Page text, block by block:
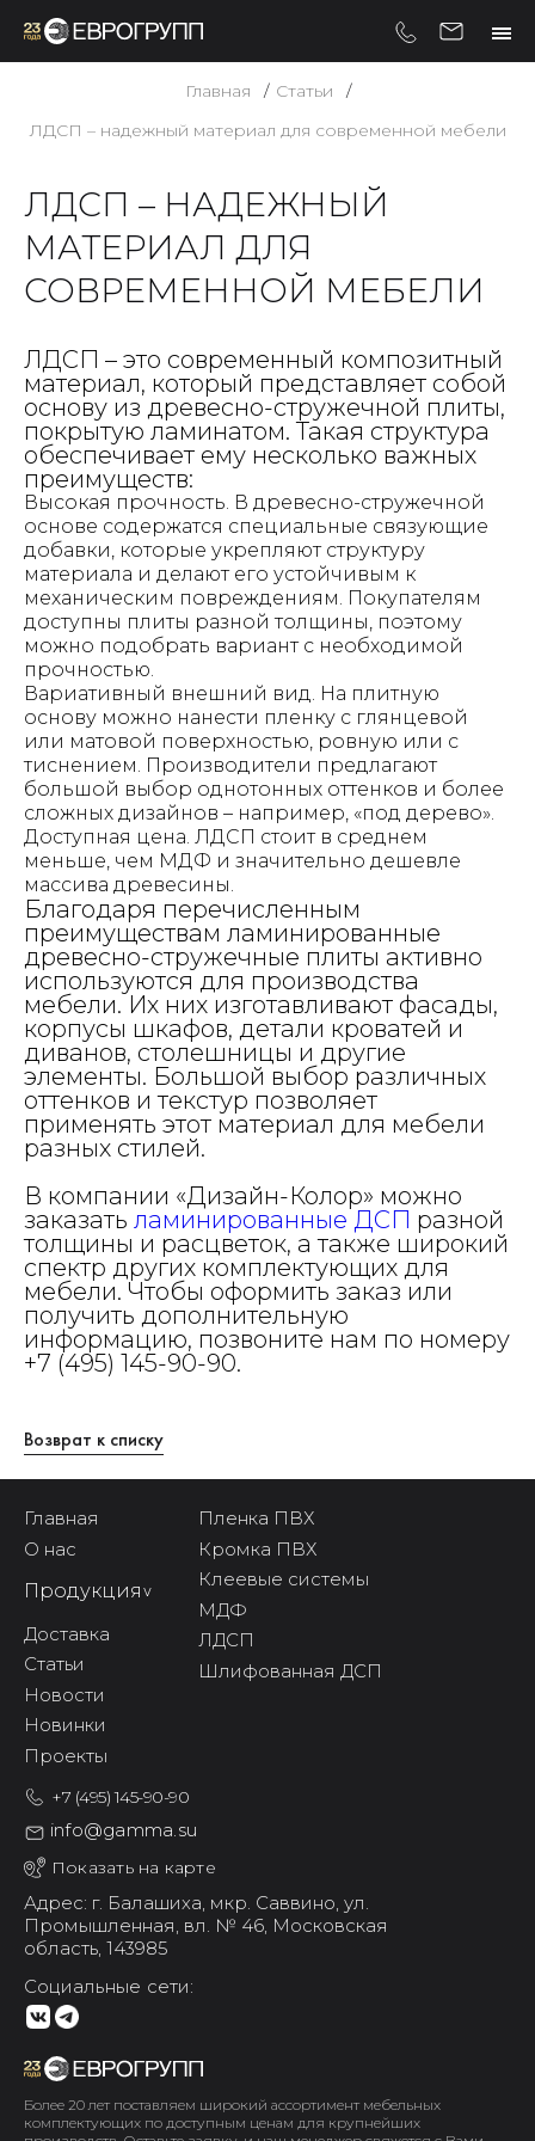
Главная
Статьи
ЛДСП – надежный материал для современной мебели
ЛДСП – НАДЕЖНЫЙ
МАТЕРИАЛ ДЛЯ
СОВРЕМЕННОЙ МЕБЕЛИ
ЛДСП – это современный композитный
материал, который представляет собой
основу из древесно-стружечной плиты,
покрытую ламинатом. Такая структура
обеспечивает ему несколько важных
преимуществ:
Высокая прочность. В древесно-стружечной
основе содержатся специальные связующие
добавки, которые укрепляют структуру
материала и делают его устойчивым к
механическим повреждениям. Покупателям
доступны плиты разной толщины, поэтому
можно подобрать вариант с необходимой
прочностью.
Вариативный внешний вид. На плитную
основу можно нанести пленку с глянцевой
или матовой поверхностью, ровную или с
тиснением. Производители предлагают
большой выбор однотонных оттенков и более
сложных дизайнов – например, «под дерево».
Доступная цена. ЛДСП стоит в среднем
меньше, чем МДФ и значительно дешевле
массива древесины.
Благодаря перечисленным
преимуществам ламинированные
древесно-стружечные плиты активно
используются для производства
мебели. Их них изготавливают фасады,
корпусы шкафов, детали кроватей и
диванов, столешницы и другие
элементы. Большой выбор различных
оттенков и текстур позволяет
применять этот материал для мебели
разных стилей.
В компании «Дизайн-Колор» можно
заказать ламинированные ДСП разной
толщины и расцветок, а также широкий
спектр других комплектующих для
мебели. Чтобы оформить заказ или
получить дополнительную
информацию, позвоните нам по номеру
+7 (495) 145-90-90.
Возврат к списку
Более 20 лет поставляем широкий ассортимент мебельных
комплектующих по доступным ценам для крупнейших
Главная
О нас
Продукция^
Доставка
Статьи
Новости
Новинки
Проекты
Пленка ПВХ
Кромка ПВХ
Клеевые системы
МДФ
ЛДСП
Шлифованная ДСП
+7 (495) 145-90-90
info@gamma.su
Показать на карте
Адрес: г. Балашиха, мкр. Саввино, ул.
Промышленная, вл. № 46, Московская
область, 143985
Социальные сети: